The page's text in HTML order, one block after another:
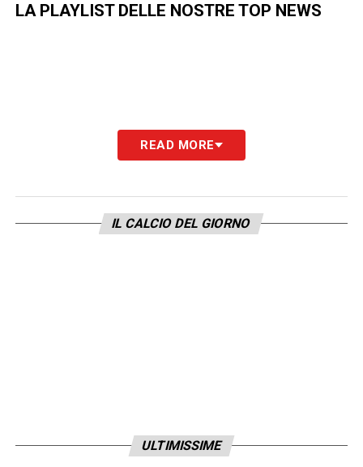
LA PLAYLIST DELLE NOSTRE TOP NEWS
READ MORE
IL CALCIO DEL GIORNO
ULTIMISSIME